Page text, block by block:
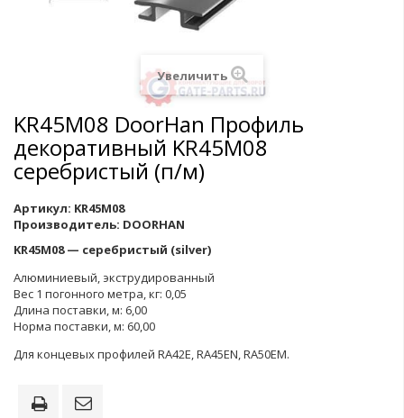
Увеличить
KR45M08 DoorHan Профиль
декоративный KR45M08
серебристый (п/м)
Артикул: KR45M08
Производитель: DOORHAN
KR45М08 — серебристый (silver)
Алюминиевый, экструдированный
Вес 1 погонного метра, кг: 0,05
Длина поставки, м: 6,00
Норма поставки, м: 60,00
Для концевых профилей RA42E, RA45EN, RA50EM.